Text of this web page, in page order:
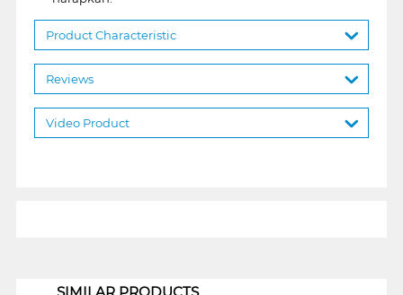
Product Characteristic
Reviews
Video Product
SIMILAR PRODUCTS